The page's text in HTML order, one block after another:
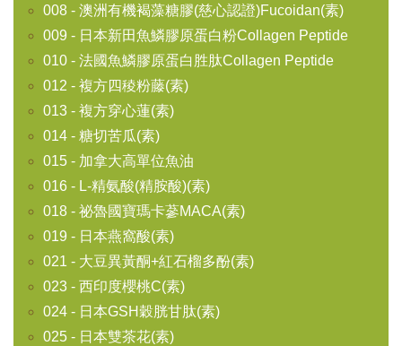
008 - 澳洲有機褐藻糖膠(慈心認證)Fucoidan(素)
009 - 日本新田魚鱗膠原蛋白粉Collagen Peptide
010 - 法國魚鱗膠原蛋白胜肽Collagen Peptide
012 - 複方四稜粉藤(素)
013 - 複方穿心蓮(素)
014 - 糖切苦瓜(素)
015 - 加拿大高單位魚油
016 - L-精氨酸(精胺酸)(素)
018 - 祕魯國寶瑪卡蔘MACA(素)
019 - 日本燕窩酸(素)
021 - 大豆異黃酮+紅石榴多酚(素)
023 - 西印度櫻桃C(素)
024 - 日本GSH穀胱甘肽(素)
025 - 日本雙茶花(素)